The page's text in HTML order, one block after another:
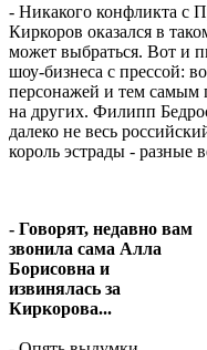
- Никакого конфликта с
Киркоров оказался в
может выбраться. Вот и
шоу-бизнеса с прессой:
персонажей и тем самым
на других. Филипп
далеко не весь
король эстрады - разные
- Говорят, недавно вам
звонила сама Алла
Борисовна и
извинялась за
Киркорова...